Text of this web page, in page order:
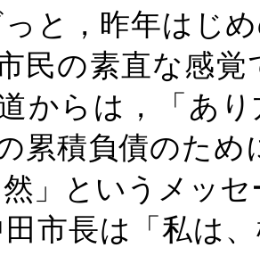
っと，昨年はじ
民の素直な感
からは，「あ
累積負債のため
」というメッ
市長は「私は